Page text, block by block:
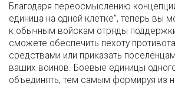
Благодаря переосмыслению
единица на одной клетке”, теперь вы
к обычным войскам отряды
сможете обеспечить пехоту
средствами или приказать
ваших воинов. Боевые единицы
объединять, тем самым формируя из